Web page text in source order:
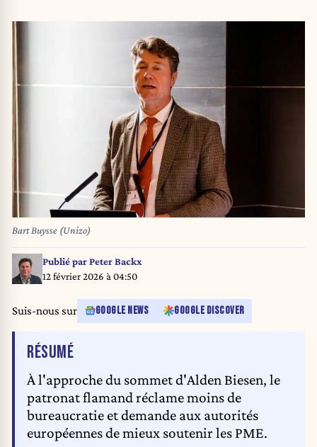
Bart Buysse (Unizo)
Publié parPeter Backx
12 février 2026 à 04:50
Suis-nous sur GOOGLE NEWS GOOGLE DISCOVER
RÉSUMÉDE L'ARTICLE
À l'approche du sommet d'Alden Biesen, le
patronat flamand réclame moins de
bureaucratie et demande aux autorités
européennes de mieux soutenir les PME.